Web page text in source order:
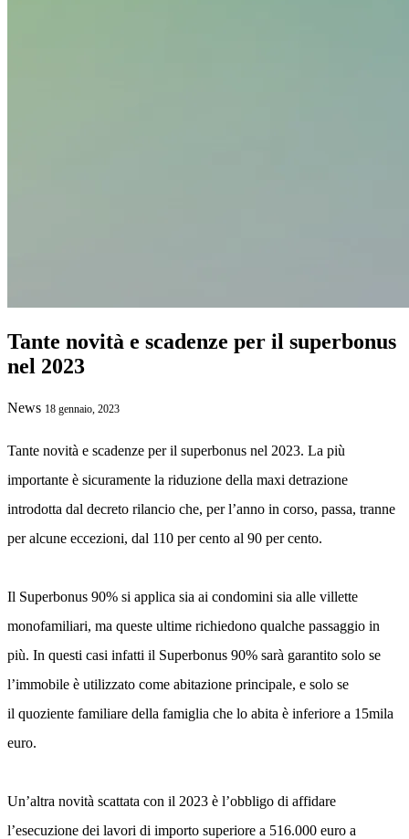
Tante novità e scadenze per il superbonus
nel 2023
News 18 gennaio, 2023
Tante novità e scadenze per il superbonus nel 2023. La più
importante è sicuramente la riduzione della maxi detrazione
introdotta dal decreto rilancio che, per l’anno in corso, passa, tranne
per alcune eccezioni, dal 110 per cento al 90 per cento.
Il Superbonus 90% si applica sia ai condomini sia alle villette
monofamiliari, ma queste ultime richiedono qualche passaggio in
più. In questi casi infatti il Superbonus 90% sarà garantito solo se
l’immobile è utilizzato come abitazione principale, e solo se
il quoziente familiare della famiglia che lo abita è inferiore a 15mila
euro.
Un’altra novità scattata con il 2023 è l’obbligo di affidare
l’esecuzione dei lavori di importo superiore a 516.000 euro a